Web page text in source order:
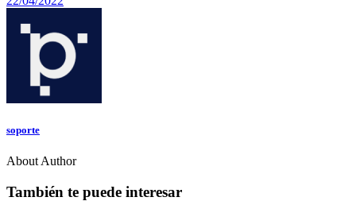
soporte
About Author
También te puede interesar